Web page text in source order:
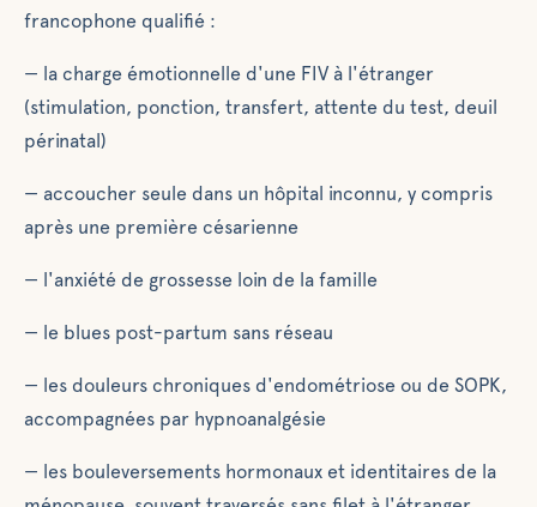
francophone qualifié :
— la charge émotionnelle d'une FIV à l'étranger
(stimulation, ponction, transfert, attente du test, deuil
périnatal)
— accoucher seule dans un hôpital inconnu, y compris
après une première césarienne
— l'anxiété de grossesse loin de la famille
— le blues post-partum sans réseau
— les douleurs chroniques d'endométriose ou de SOPK,
accompagnées par hypnoanalgésie
— les bouleversements hormonaux et identitaires de la